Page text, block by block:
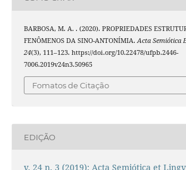
BARBOSA, M. A. . (2020). PROPRIEDADES
FENÔMENOS DA SINO-ANTONÍMIA. Acta Semiótica
24(3), 111–123. https://doi.org/10.22478/ufpb.2446-
7006.2019v24n3.50965
Fomatos de Citação
EDIÇÃO
v. 24 n. 3 (2019): Acta Semiótica et